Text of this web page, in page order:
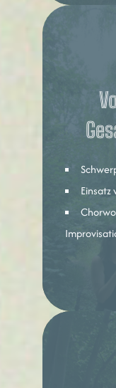
Einsatz